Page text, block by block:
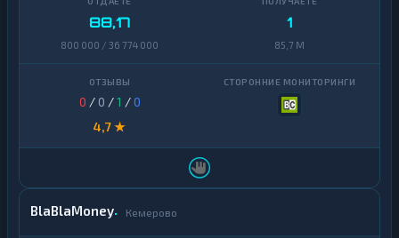
88,17
800 000 / 36 774 000
1
85,7 M
0 / 0 /1 /0
4,7 ★
BlaBlaMoney Кемерово